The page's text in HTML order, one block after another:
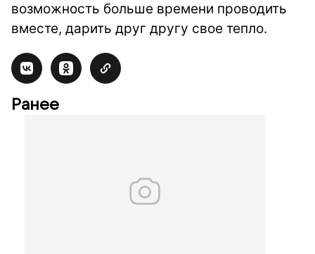
возможность больше времени проводить
вместе, дарить друг другу свое тепло.
Ранее